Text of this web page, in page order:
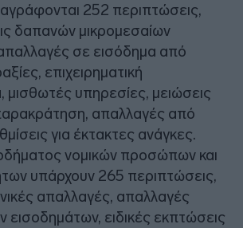
252 περιπτώσεις,
δαπανών μικρομεσαίων
σε εισόδημα από
επιχειρηματική
μισθωτές υπηρεσίες, μειώσεις
απαλλαγές από
για έκτακτες ανάγκες.
νομικών προσώπων και
υπάρχουν 265 περιπτώσεις,
απαλλαγές, απαλλαγές
εισοδημάτων, ειδικές εκπτώσεις